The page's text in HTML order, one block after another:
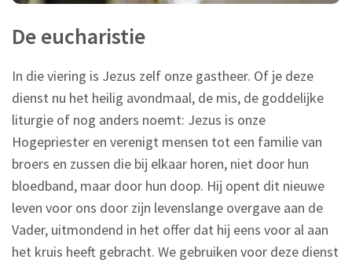
De eucharistie
In die viering is Jezus zelf onze gastheer. Of je deze
dienst nu het heilig avondmaal, de mis, de goddelijke
liturgie of nog anders noemt: Jezus is onze
Hogepriester en verenigt mensen tot een familie van
broers en zussen die bij elkaar horen, niet door hun
bloedband, maar door hun doop. Hij opent dit nieuwe
leven voor ons door zijn levenslange overgave aan de
Vader, uitmondend in het offer dat hij eens voor al aan
het kruis heeft gebracht. We gebruiken voor deze dienst